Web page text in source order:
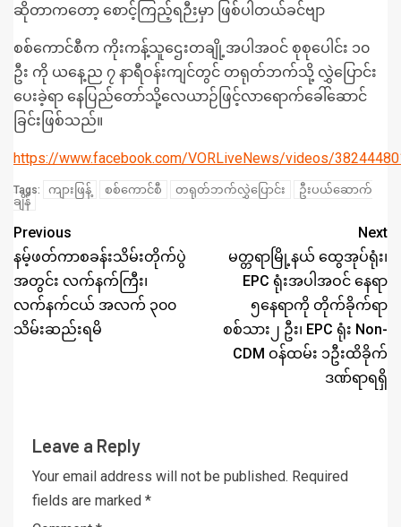
ဆိုတာကတော့ စောင့်ကြည့်ရဉီးမှာ ဖြစ်ပါတယ်ခင်ဗျာ
စစ်ကောင်စီက ကိုးကန့်သူဌေးတချို့အပါအဝင် စုစုပေါင်း ၁၀
ဦး ကို ယနေ့ည ၇ နာရီဝန်းကျင်တွင် တရုတ်ဘက်သို့ လွှဲပြောင်း
ပေးခဲ့ရာ နေပြည်တော်သို့လေယာဉ်ဖြင့်လာရောက်ခေါ်ဆောင်
ခြင်းဖြစ်သည်။
https://www.facebook.com/VORLiveNews/videos/
Tags: ကျားဖြန့် စစ်ကောင်စီ တရုတ်ဘက်လွှဲပြောင်း
ဦးပယ်ဆောက်
ချိန်
Previous
နမ့်ဖတ်ကာစခန်းသိမ်းတိုက်ပွဲ
အတွင်း လက်နက်ကြီး၊
လက်နက်ငယ် အလက် ၃၀၀
သိမ်းဆည်းရမိ
Next
မတ္တရာမြို့နယ် ထွေအုပ်ရုံး၊
EPC ရုံးအပါအဝင် နေရာ
၅နေရာကို တိုက်ခိုက်ရာ
စစ်သား၂ ဦး၊ EPC ရုံး Non-
CDM ဝန်ထမ်း ၁ဦးထိခိုက်
ဒဏ်ရာရရှိ
Leave a Reply
Your email address will not be published. Required
fields are marked *